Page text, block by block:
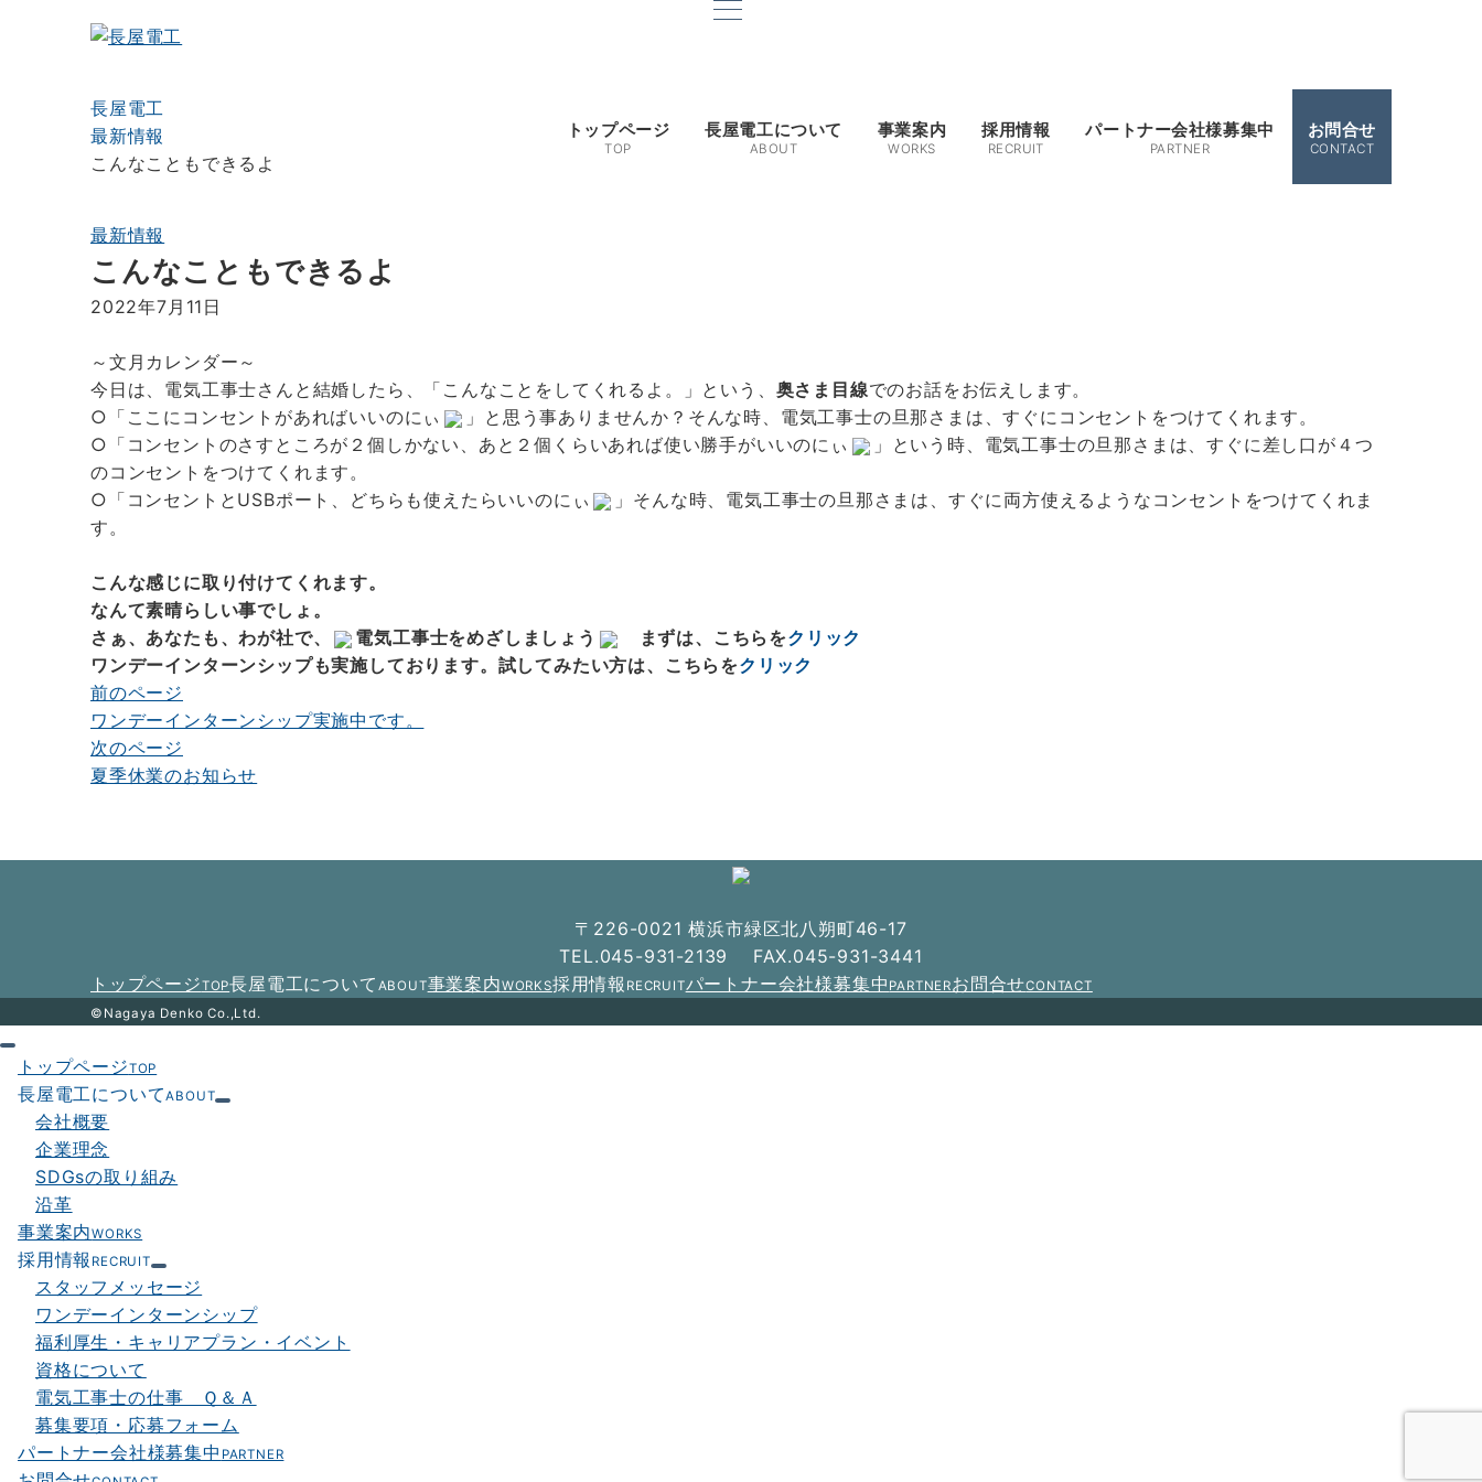
トップページ
TOP
長屋電工について
ABOUT
事業案内
WORKS
採用情報
RECRUIT
パートナー会社様募集中
PARTNER
お問合せ
CONTACT
長屋電工
最新情報
こんなこともできるよ
最新情報
こんなこともできるよ
2022年7月11日
～文月カレンダー～
今日は、電気工事士さんと結婚したら、「こんなことをしてくれるよ。」という、 奥さま目線でのお話をお伝えします。
○「ここにコンセントがあればいいのにぃ
」と思う事ありませんか？そんな時、電気工事士の旦那さまは、すぐにコンセントをつけてくれます。
○「コンセントのさすところが２個しかない、あと２個くらいあれば使い勝手がいいのにぃ
」という時、電気工事士の旦那さまは、すぐに差し口が４つ
のコンセントをつけてくれます。
○「コンセントとUSBポート、どちらも使えたらいいのにぃ
」そんな時、電気工事士の旦那さまは、すぐに両方使えるようなコンセントをつけてくれま
す。
こんな感じに取り付けてくれます。
なんて素晴らしい事でしょ。
さぁ、あなたも、わが社で、
電気工事士をめざしましょう まずは、こちらをクリック
ワンデーインターンシップも実施しております。試してみたい方は、こちらをクリック
投
稿
ナ
ン
前のページ
ワンデーインターンシップ実施中です。
次のページ
夏季休業のお知らせ
〒226-0021 横浜市緑区北八朔町46-17
TEL.045-931-2139 FAX.045-931-3441
トップページTOP長屋電工について ABOUT事業案内WORKS採用情報 RECRUITパートナー会社様募集中 PARTNERお問合せCONTACT
©Nagaya Denko Co.,Ltd.
トップページTOP
長屋電工についてABOUT
会社概要
企業理念
SDGsの取り組み
沿革
事業案内WORKS
採用情報 RECRUIT
スタッフメッセージ
ワンデーインターンシップ
福利厚生・キャリアプラン・イベント
資格について
電気工事士の仕事 Ｑ＆Ａ
募集要項・応募フォーム
パートナー会社様募集中 PARTNER